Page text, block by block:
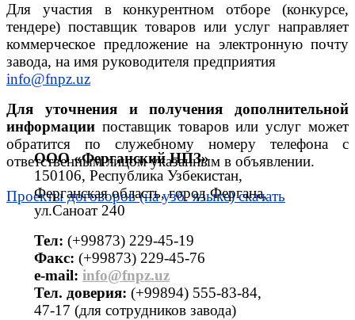
Для участия в конкурентном отборе (конкурсе,
тендере) поставщик товаров или услуг направляет
коммерческое предложение на электронную почту
завода, на имя руководителя предприятия
info@fnpz.uz
Для уточнения и получения дополнительной
информации поставщик товаров или услуг может
обратится по служебному номеру телефона с
ответственным лицом указанным в объявлении.
Проекты договоров (на узб. языке) скачать
ООО «Ферганский НПЗ»
150106, Республика Узбекистан,
Ферганская область, город Фергана,
ул.Саноат 240
Тел: (+99873) 229-45-19
Факс: (+99873) 229-45-76
е-mail: info@fnpz.uz
Тел. доверия: (+99894) 555-83-84,
47-17 (для сотрудников завода)